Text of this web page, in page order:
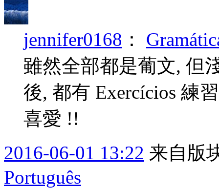
jennifer0168 ：
雖然全部都是葡文, 但
後, 都有 Exercícios 練
喜愛 !!
2016-06-01 13:22 来自版
Português